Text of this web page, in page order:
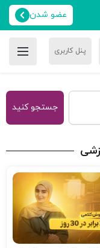
عضو شدن
جستجو کنید